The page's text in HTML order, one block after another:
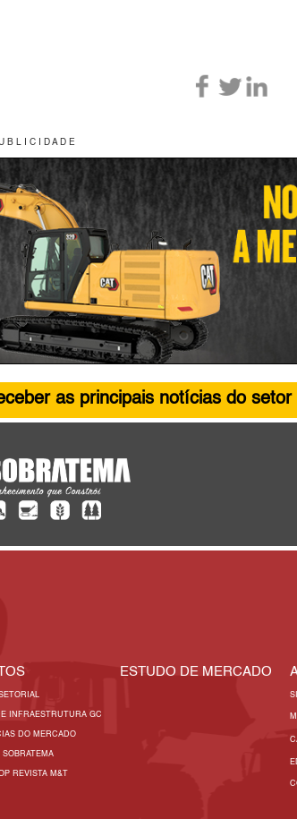
B L I C I D A D E
as principais notícias do
INFRAESTRUTURA GC
DO MERCADO
REVISTA M&T
ESTUDO DE MERCADO